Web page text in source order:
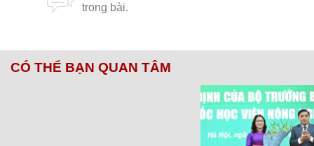
CÓ THỂ BẠN QUAN TÂM